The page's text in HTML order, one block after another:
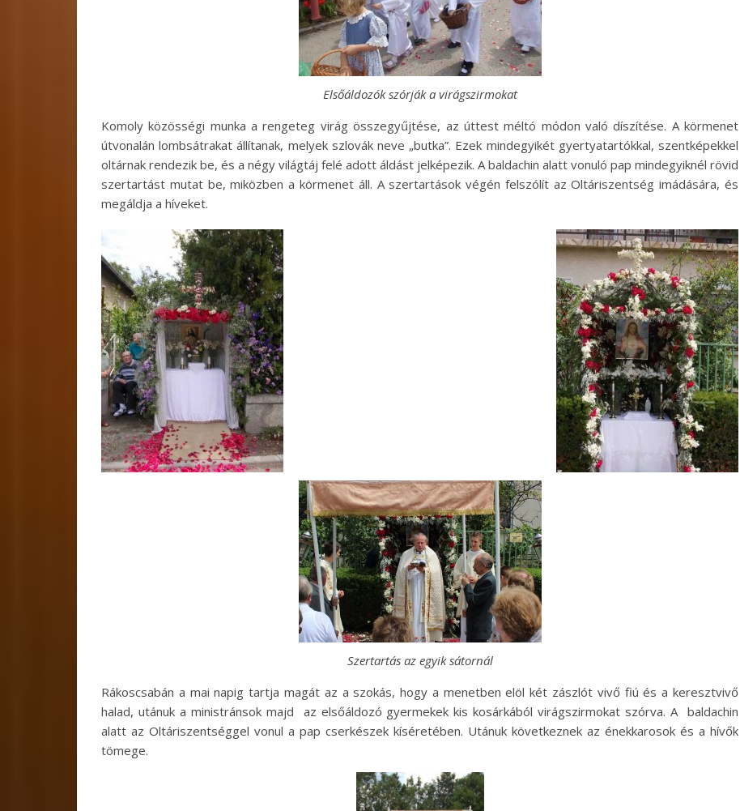
Elsőáldozók szórják a virágszirmokat
Komoly közösségi munka a rengeteg virág összegyűjtése, az úttest méltó módon való díszítése. A körmenet
útvonalán lombsátrakat állítanak, melyek szlovák neve „butka”. Ezek mindegyikét gyertyatartókkal, szentképekkel
oltárnak rendezik be, és a négy világtáj felé adott áldást jelképezik. A baldachin alatt vonuló pap mindegyiknél rövid
szertartást mutat be, miközben a körmenet áll. A szertartások végén felszólít az Oltáriszentség imádására, és
megáldja a híveket.
Szertartás az egyik sátornál
Rákoscsabán a mai napig tartja magát az a szokás, hogy a menetben elöl két zászlót vivő fiú és a keresztvivő
halad, utánuk a ministránsok majd az elsőáldozó gyermekek kis kosárkából virágszirmokat szórva. A baldachin
alatt az Oltáriszentséggel vonul a pap cserkészek kíséretében. Utánuk következnek az énekkarosok és a hívők
tömege.